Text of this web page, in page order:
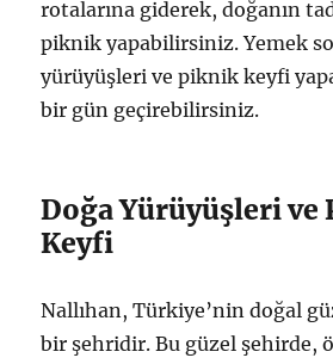
rotalarına giderek, doğanın
piknik yapabilirsiniz. Yemek
yürüyüşleri ve piknik keyfi
bir gün geçirebilirsiniz.
Doğa Yürüyüşleri ve
Keyfi
Nallıhan, Türkiye’nin doğal
bir şehridir. Bu güzel şehirde,